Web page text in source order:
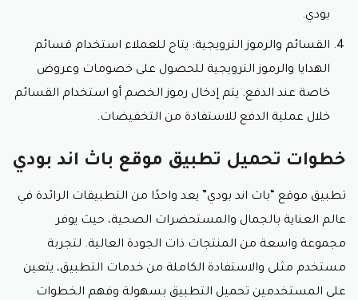
بودي.
القسائم والرموز الترويجية: يتاح للعملاء استخدام قسائم
الهدايا والرموز الترويجية للحصول على خصومات وعروض
خاصة عند الدفع. يتم إدخال رموز الخصم أو استخدام القسائم
خلال عملية الدفع للاستفادة من التخفيضات.
خطوات تحميل تطبيق موقع باث اند بودي
تطبيق موقع “باث اند بودي” يعد واحدًا من التطبيقات الرائدة في
عالم العناية بالجمال والمستحضرات الصحية، حيث يوفر
مجموعة واسعة من المنتجات ذات الجودة العالية. لتجربة
مستخدم مثلى والاستفادة الكاملة من خدمات التطبيق، يتعين
على المستخدمين تحميل التطبيق بسهولة وفهم الخطوات